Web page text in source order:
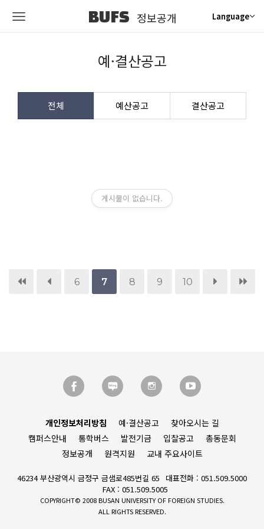
BUFS 정보공개 Language
예·결산공고
전체 예산공고 결산공고
6 7 8 9 10
개인정보처리방침 예·결산공고
찾아오시는 길
캠퍼스안내
통학버스 발전기금 입찰공고
총동문회
정보공개
원격지원 교내 주요사이트
46234 부산광역시 금정구 금샘로485번길 65
대표전화 : 051.509.5000
FAX : 051.509.5005
COPYRIGHT© 2008 BUSAN UNIVERSITY OF FOREIGN STUDIES.
ALL RIGHTS RESERVED.